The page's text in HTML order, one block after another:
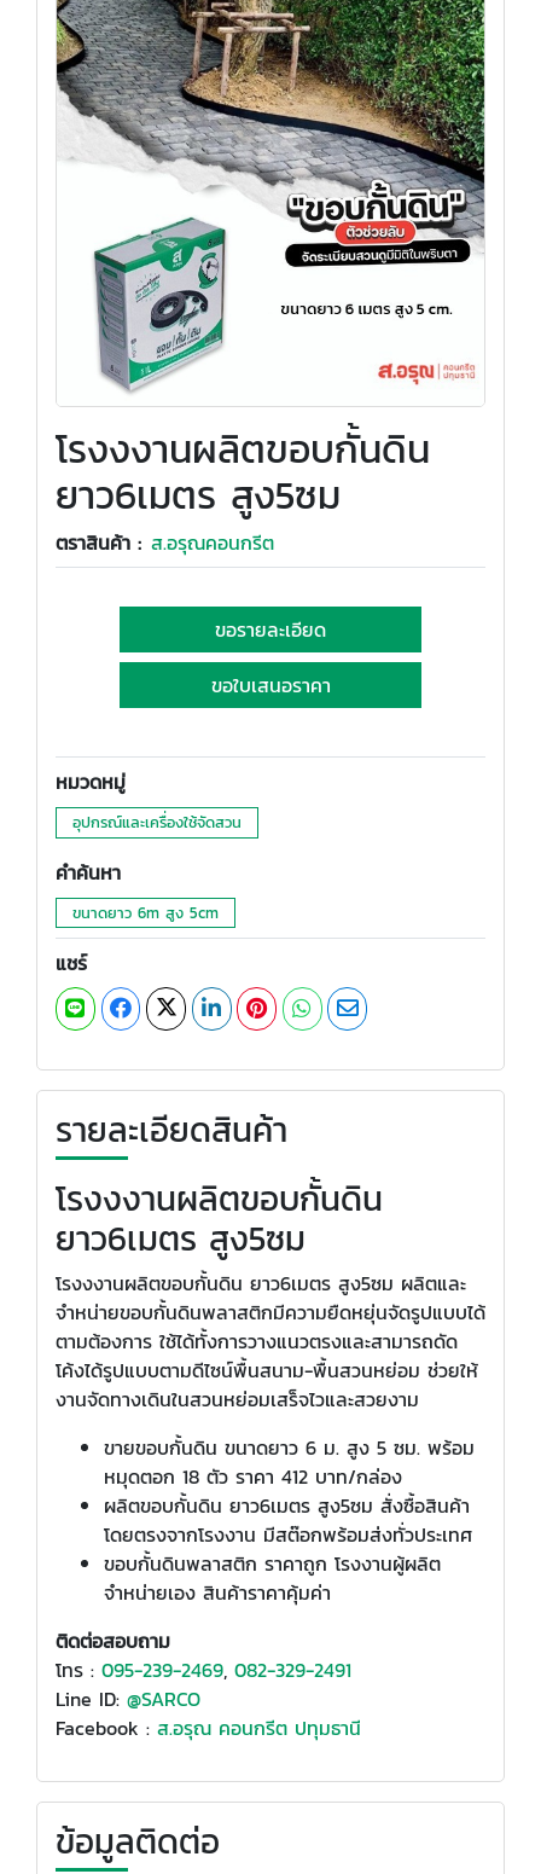
โรงงงานผลิตขอบกั้นดิน
ยาว6เมตร สูง5ซม
ตราสินค้า : ส.อรุณคอนกรีต
ขอรายละเอียด
ขอใบเสนอราคา
หมวดหมู่
อุปกรณ์และเครื่องใช้จัดสวน
คำค้นหา
ขนาดยาว 6m สูง 5cm
แชร์
รายละเอียดสินค้า
โรงงงานผลิตขอบกั้นดิน
ยาว6เมตร สูง5ซม
โรงงงานผลิตขอบกั้นดิน ยาว6เมตร สูง5ซม ผลิตและ
จำหน่ายขอบกั้นดินพลาสติกมีความยืดหยุ่นจัดรูปแบบได้
ตามต้องการ ใช้ได้ทั้งการวางแนวตรงและสามารถดัด
โค้งได้รูปแบบตามดีไซน์พื้นสนาม-พื้นสวนหย่อม ช่วยให้
งานจัดทางเดินในสวนหย่อมเสร็จไวและสวยงาม
ขายขอบกั้นดิน ขนาดยาว 6 ม. สูง 5 ซม. พร้อม
หมุดตอก 18 ตัว ราคา 412 บาท/กล่อง
ผลิตขอบกั้นดิน ยาว6เมตร สูง5ซม สั่งซื้อสินค้า
โดยตรงจากโรงงาน มีสต๊อกพร้อมส่งทั่วประเทศ
ขอบกั้นดินพลาสติก ราคาถูก โรงงานผู้ผลิต
จำหน่ายเอง สินค้าราคาคุ้มค่า
ติดต่อสอบถาม
โทร : 095-239-2469, 082-329-2491
Line ID: @SARCO
Facebook : ส.อรุณ คอนกรีต ปทุมธานี
ข้อมูลติดต่อ